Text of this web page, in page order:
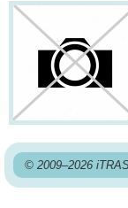
© 2009–2026